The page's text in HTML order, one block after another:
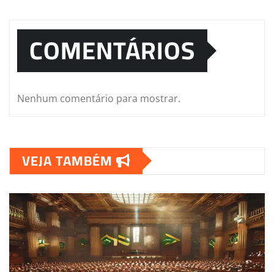
COMENTÁRIOS
Nenhum comentário para mostrar.
VEJA TAMBÉM